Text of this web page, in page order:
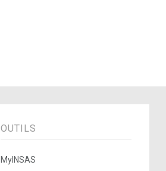
OUTILS
MyINSAS